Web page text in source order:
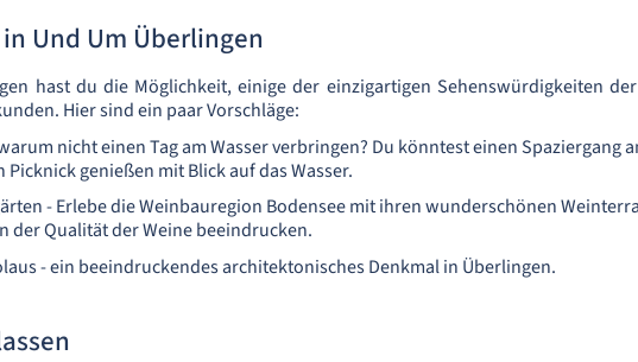
Und Um Überlingen
hast du die Möglichkeit, einige der einzigartigen Sehenswürdigkeiten
Hier sind ein paar Vorschläge:
nicht einen Tag am Wasser verbringen? Du könntest einen Spaziergang
Picknick genießen mit Blick auf das Wasser.
- Erlebe die Weinbauregion Bodensee mit ihren wunderschönen
der Qualität der Weine beeindrucken.
- ein beeindruckendes architektonisches Denkmal in Überlingen.